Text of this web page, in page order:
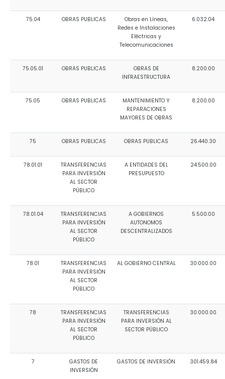
75.04 OBRAS PUBLICAS
Obras en Líneas,
Redes e Instalaciones
Eléctricas y
Telecomunicaciones
6.032.04
75.05.01 OBRAS PUBLICAS
OBRAS DE
INFRAESTRUCTURA
8.200.00
75.05 OBRAS PUBLICAS
MANTENIMIENTO Y
REPARACIONES
MAYORES DE OBRAS
8.200.00
75 OBRAS PUBLICAS OBRAS PUBLICAS 26.440.30
78.01.01
TRANSFERENCIAS
PARA INVERSIÓN
AL SECTOR
PÚBLICO
A ENTIDADES DEL
PRESUPUESTO
24.500.00
78.01.04
TRANSFERENCIAS
PARA INVERSIÓN
AL SECTOR
PÚBLICO
A GOBIERNOS
AUTONOMOS
DESCENTRALIZADOS
5.500.00
78.01
TRANSFERENCIAS
PARA INVERSIÓN
AL SECTOR
PÚBLICO
AL GOBIERNO CENTRAL 30.000.00
78
TRANSFERENCIAS
PARA INVERSIÓN
AL SECTOR
PÚBLICO
TRANSFERENCIAS
PARA INVERSIÓN AL
SECTOR PÚBLICO
30.000.00
7
GASTOS DE
INVERSIÓN
GASTOS DE INVERSIÓN 301.459.84